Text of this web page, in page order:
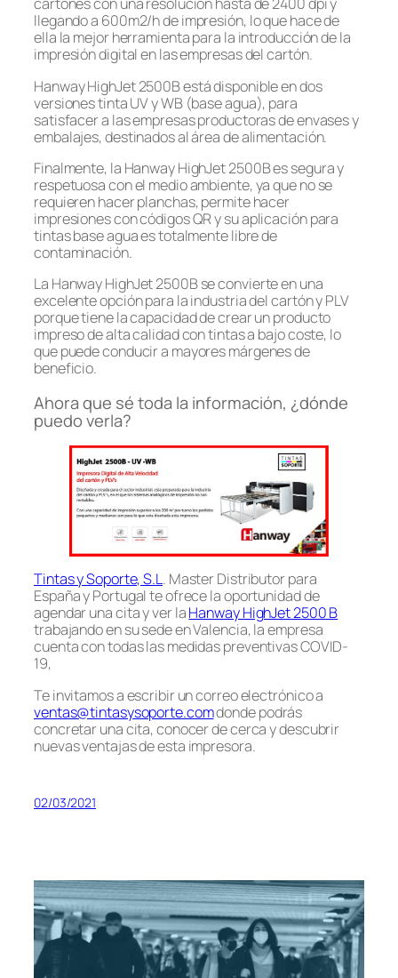
cartones con una resolución hasta de 2400 dpi y
llegando a 600m2/h de impresión, lo que hace de
ella la mejor herramienta para la introducción de la
impresión digital en las empresas del cartón.
Hanway HighJet 2500B está disponible en dos
versiones tinta UV y WB (base agua), para
satisfacer a las empresas productoras de envases y
embalajes, destinados al área de alimentación.
Finalmente, la Hanway HighJet 2500B es segura y
respetuosa con el medio ambiente, ya que no se
requieren hacer planchas, permite hacer
impresiones con códigos QR y su aplicación para
tintas base agua es totalmente libre de
contaminación.
La Hanway HighJet 2500B se convierte en una
excelente opción para la industria del cartón y PLV
porque tiene la capacidad de crear un producto
impreso de alta calidad con tintas a bajo coste, lo
que puede conducir a mayores márgenes de
beneficio.
Ahora que sé toda la información, ¿dónde
puedo verla?
Tintas y Soporte, S.L. Master Distributor para
España y Portugal te ofrece la oportunidad de
agendar una cita y ver laHanway HighJet 2500 B
trabajando en su sede en Valencia, la empresa
cuenta con todas las medidas preventivas COVID-
19,
Te invitamos a escribir un correo electrónico a
ventas@tintasysoporte.comdonde podrás
concretar una cita, conocer de cerca y descubrir
nuevas ventajas de esta impresora.
02/03/2021